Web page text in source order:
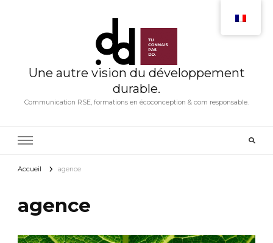
Une autre vision du développement
durable.
Communication RSE, formations en écoconception & com responsable.
Accueil agence
agence